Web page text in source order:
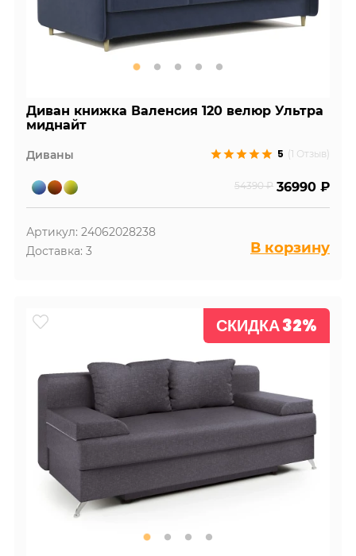
Диван книжка Валенсия 120 велюр Ультра
миднайт
Диваны 5 (1 Отзыв)
54390 ₽ 36990 ₽
Артикул: 24062028238
Доставка: 3
В корзину
СКИДКА 32%